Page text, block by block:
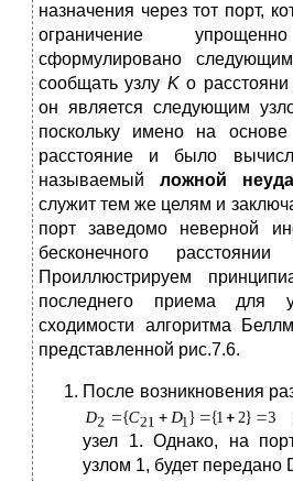
назначения через тот порт,
ограничение
сформулировано
сообщать узлу K о
он является следующим
поскольку имено на
расстояние и было
называемый ложной
служит тем же целям и
порт заведомо неверной
бесконечного
Проиллюстрируем
последнего приема для
сходимости алгоритма
представленной рис.7.6.
После возникновения
узел 1. Однако, на
узлом 1, будет передано